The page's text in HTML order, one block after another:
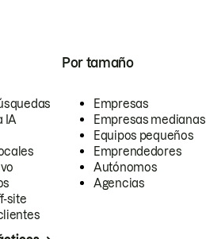
IA
site
Por tamaño
Empresas
Empresas medianas
Equipos pequeños
Emprendedores
Autónomos
Agencias